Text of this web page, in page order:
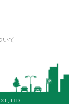
いて
LTD.